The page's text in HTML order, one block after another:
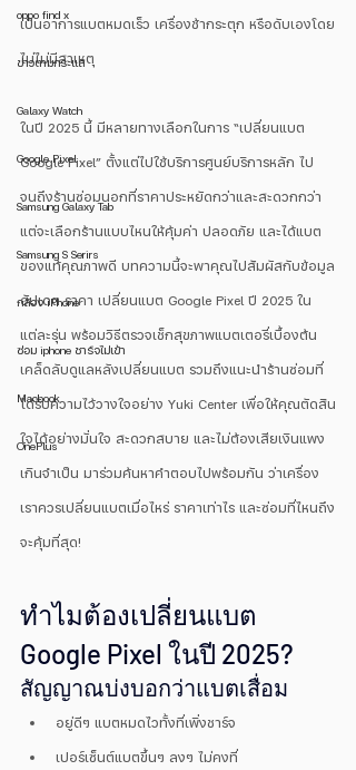
oppo find x
ข่าวตามกระแส
Galaxy Watch
Google Pixel
Samsung Galaxy Tab
Samsung S Serirs
กล้อง iPhone
ซ่อม iphone ชาร์จไม่เข้า
Macbook
OnePlus
เป็นอาการแบตหมดเร็ว เครื่องช้ากระตุก หรือดับเองโดย
ไม่ไม่มีสาเหตุ
ในปี 2025 นี้ มีหลายทางเลือกในการ “เปลี่ยนแบต
Google Pixel” ตั้งแต่ไปใช้บริการศูนย์บริการหลัก ไป
จนถึงร้านซ่อมนอกที่ราคาประหยัดกว่าและสะดวกกว่า
แต่จะเลือกร้านแบบไหนให้คุ้มค่า ปลอดภัย และได้แบต
ของแท้คุณภาพดี บทความนี้จะพาคุณไปสัมผัสกับข้อมูล
อัปเดต ราคา เปลี่ยนแบต Google Pixel ปี 2025 ใน
แต่ละรุ่น พร้อมวิธีตรวจเช็กสุขภาพแบตเตอรี่เบื้องต้น
เคล็ดลับดูแลหลังเปลี่ยนแบต รวมถึงแนะนำร้านซ่อมที่
ได้รับความไว้วางใจอย่าง Yuki Center เพื่อให้คุณตัดสิน
ใจได้อย่างมั่นใจ สะดวกสบาย และไม่ต้องเสียเงินแพง
เกินจำเป็น มาร่วมค้นหาคำตอบไปพร้อมกัน ว่าเครื่อง
เราควรเปลี่ยนแบตเมื่อไหร่ ราคาเท่าไร และซ่อมที่ไหนถึง
จะคุ้มที่สุด!
ทำไมต้องเปลี่ยนแบต
Google Pixel ในปี 2025?
สัญญาณบ่งบอกว่าแบตเสื่อม
อยู่ดีๆ แบตหมดไวทั้งที่เพิ่งชาร์จ
เปอร์เซ็นต์แบตขึ้นๆ ลงๆ ไม่คงที่